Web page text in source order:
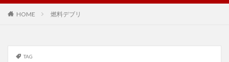
HOME 燃料デブリ
TAG